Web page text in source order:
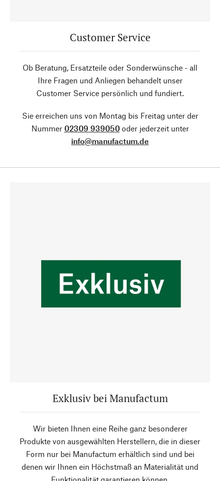
Customer Service
Ob Beratung, Ersatzteile oder Sonderwünsche - all
Ihre Fragen und Anliegen behandelt unser
Customer Service persönlich und fundiert.
Sie erreichen uns von Montag bis Freitag unter der
Nummer 02309 939050oder jederzeit unter
info@manufactum.de
Exklusiv bei Manufactum
Wir bieten Ihnen eine Reihe ganz besonderer
Produkte von ausgewählten Herstellern, die in dieser
Form nur bei Manufactum erhältlich sind und bei
denen wir Ihnen ein Höchstmaß an Materialität und